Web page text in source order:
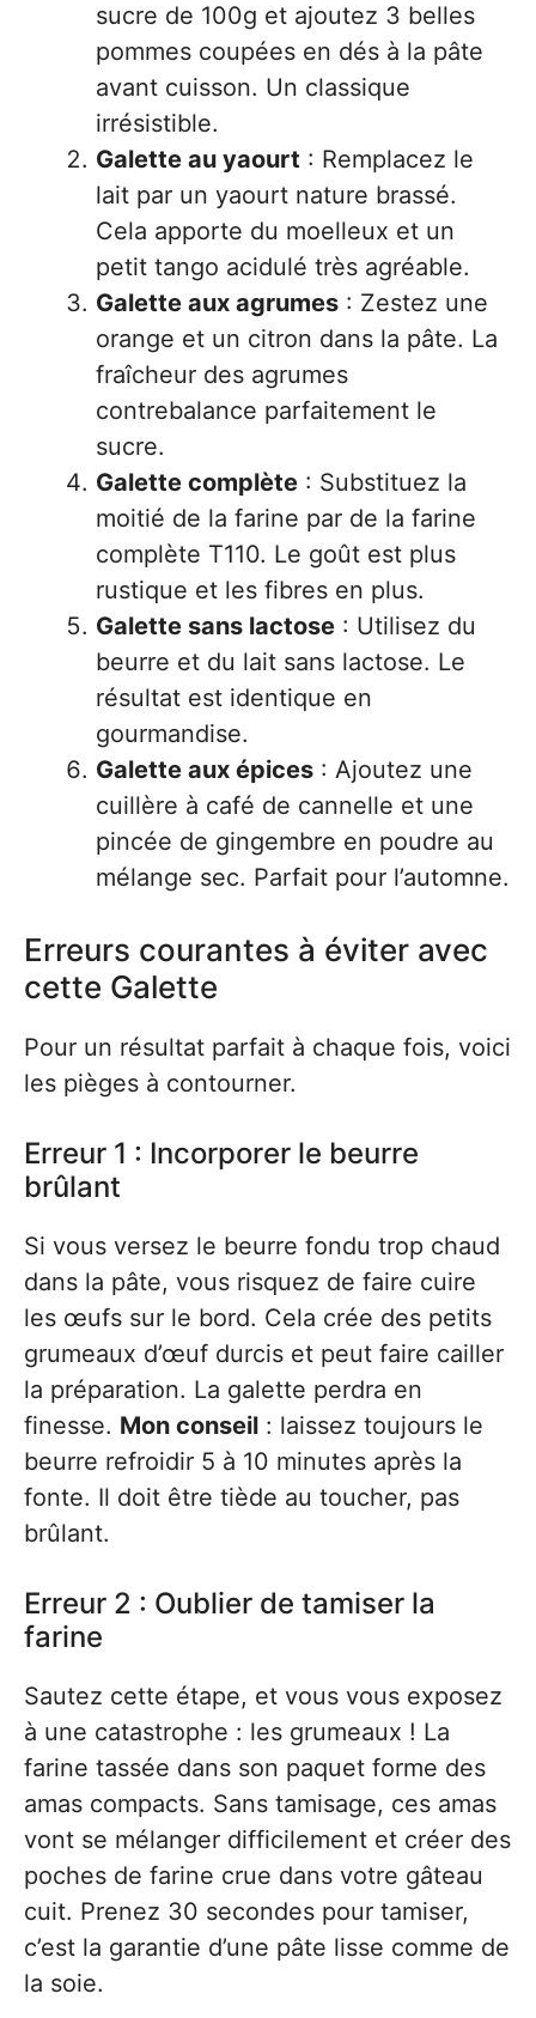
sucre de 100g et ajoutez 3 belles
pommes coupées en dés à la pâte
avant cuisson. Un classique
irrésistible.
Galette au yaourt : Remplacez le
lait par un yaourt nature brassé.
Cela apporte du moelleux et un
petit tango acidulé très agréable.
Galette aux agrumes : Zestez une
orange et un citron dans la pâte. La
fraîcheur des agrumes
contrebalance parfaitement le
sucre.
Galette complète : Substituez la
moitié de la farine par de la farine
complète T110. Le goût est plus
rustique et les fibres en plus.
Galette sans lactose : Utilisez du
beurre et du lait sans lactose. Le
résultat est identique en
gourmandise.
Galette aux épices : Ajoutez une
cuillère à café de cannelle et une
pincée de gingembre en poudre au
mélange sec. Parfait pour l’automne.
Erreurs courantes à éviter avec
cette Galette
Pour un résultat parfait à chaque fois, voici
les pièges à contourner.
Erreur 1 : Incorporer le beurre
brûlant
Si vous versez le beurre fondu trop chaud
dans la pâte, vous risquez de faire cuire
les œufs sur le bord. Cela crée des petits
grumeaux d’œuf durcis et peut faire cailler
la préparation. La galette perdra en
finesse. Mon conseil : laissez toujours le
beurre refroidir 5 à 10 minutes après la
fonte. Il doit être tiède au toucher, pas
brûlant.
Erreur 2 : Oublier de tamiser la
farine
Sautez cette étape, et vous vous exposez
à une catastrophe : les grumeaux ! La
farine tassée dans son paquet forme des
amas compacts. Sans tamisage, ces amas
vont se mélanger difficilement et créer des
poches de farine crue dans votre gâteau
cuit. Prenez 30 secondes pour tamiser,
c’est la garantie d’une pâte lisse comme de
la soie.